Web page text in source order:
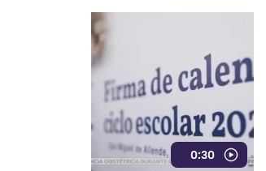
0:30